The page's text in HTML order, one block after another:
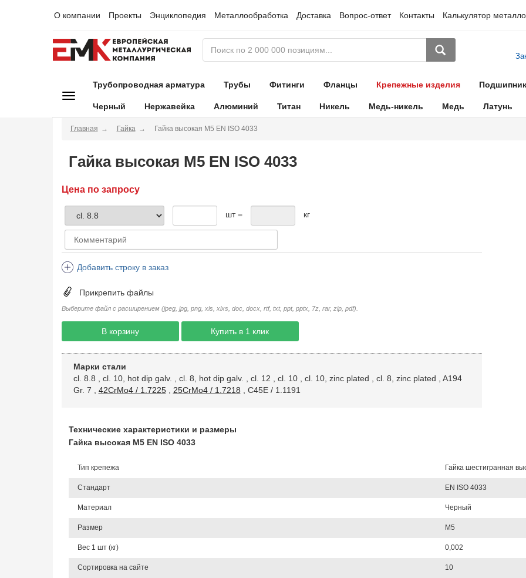
О компании Проекты Энциклопедия Металлообработка Доставка Вопрос-ответ Контакты Калькулятор
Трубопроводная арматура Трубы Фитинги Фланцы Крепежные изделия
Черный Нержавейка Алюминий Титан Никель Медь-никель Медь Латунь
Главная Гайка Гайка высокая М5 EN ISO 4033
Гайка высокая М5 EN ISO 4033
Цена по запросу
шт = кг
Добавить строку в заказ
Прикрепить файлы
Выберите файл с расширением (jpeg, jpg, png, xls, xlxs, doc, docx, rtf, txt, ppt, pptx, 7z, rar, zip, pdf).
В корзину Купить в 1 клик
Марки стали
cl. 8.8
cl. 10, hot dip galv. cl. 8, hot dip galv. cl. 12 cl. 10, cl. 10, zinc plated cl. 8, zinc plated
A194
Gr. 7
42CrMo4 / 1.7225, 25CrMo4 / 1.7218 C45E / 1.1191
Технические характеристики и размеры
Гайка высокая М5 EN ISO 4033
Тип крепежа Гайка шестигранная
Стандарт EN ISO 4033
Материал Черный
Размер М5
Вес 1 шт (кг) 0,002
Сортировка на сайте 10